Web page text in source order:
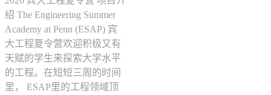
绍 The Engineering Summer
Academy at Penn (ESAP) 宾
大工程夏令营欢迎积极又有
天赋的学生来探索大学水平
的工程。在短短三周的时间
里， ESAP里的工程领域顶